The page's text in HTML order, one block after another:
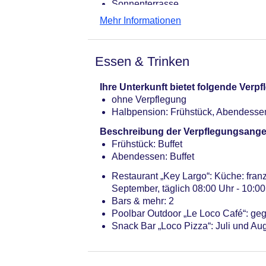
Sonnenterrasse
Pools: 4
Kinderpool: saisonabhängig;
Babypool: saisonabhängig;
Activitypool: Outdoor, Süßwasser,
Souvenirshop, Ladenzeile, Minimarkt
Internet: WLAN/WiFi, im gesamten
Waschsalon: gegen Gebühr
Zahlungsarten: TUI Card / VISA,
Haustier: Hund erlaubt: pro Tag ca.
Parkmöglichkeiten: Parkplatz (nach
Ferienhäuser: 475
Landeskategorie: 5 Sterne
Mehr Informationen
Essen & Trinken
Ihre Unterkunft bietet folgende
ohne Verpflegung
Halbpension: Frühstück,
Beschreibung der
Frühstück: Buffet
Abendessen: Buffet
Restaurant „Key Largo“: Küche:
September, täglich 08:00 Uhr -
Bars & mehr: 2
Poolbar Outdoor „Le Loco Café“:
Snack Bar „Loco Pizza“: Juli und